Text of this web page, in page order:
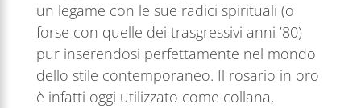
un legame con le sue radici spirituali (o
forse con quelle dei trasgressivi anni ’80)
pur inserendosi perfettamente nel mondo
dello stile contemporaneo. Il rosario in oro
è infatti oggi utilizzato come collana,